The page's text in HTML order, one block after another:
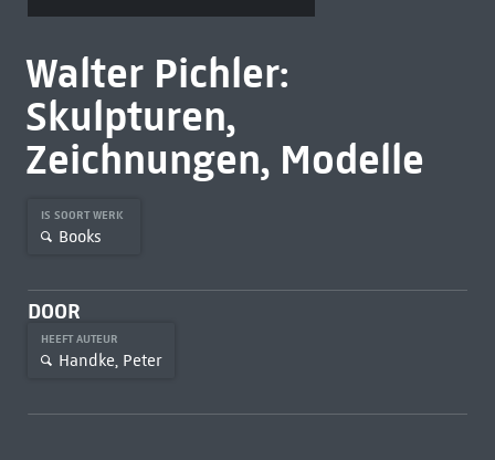
Walter Pichler:
Skulpturen,
Zeichnungen, Modelle
IS SOORT WERK
Books
DOOR
HEEFT AUTEUR
Handke, Peter